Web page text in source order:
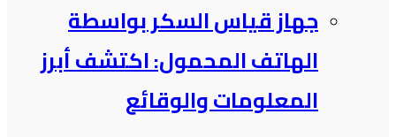
جهاز قياس السكر بواسطة
الهاتف المحمول: اكتشف أبرز
المعلومات والوقائع